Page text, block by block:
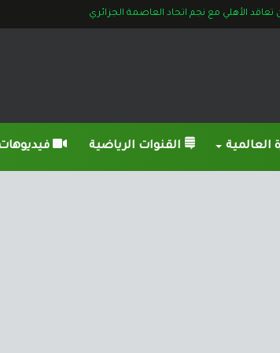
مباراة الزمالك وسموحة في الدوري الممتاز
العالمية القنوات الرياضية